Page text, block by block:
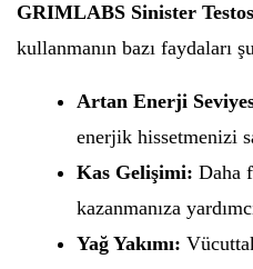
GRIMLABS Sinister
kullanmanın bazı faydaları
Artan Enerji
enerjik hissetmenizi
Kas Gelişimi: Daha
kazanmanıza
Yağ Yakımı: